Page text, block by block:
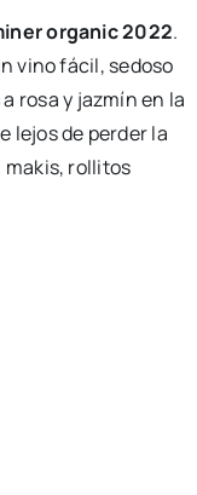
organic 2022.
vino fácil, sedoso
rosa y jazmín en la
lejos de perder la
makis, rollitos